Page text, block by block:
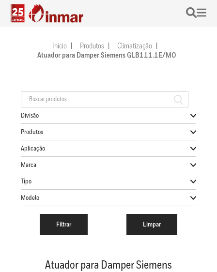
Início Produtos
Climatização
Atuador para Damper Siemens GLB111.1E/MO
Divisão
Produtos
Aplicação
Marca
Tipo
Modelo
Atuador para Damper Siemens